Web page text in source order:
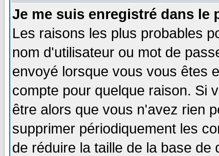
Je me suis enregistré dans le
Les raisons les plus probables
nom d'utilisateur ou mot de
envoyé lorsque vous vous êtes
compte pour quelque raison. Si
être alors que vous n'avez rien
supprimer périodiquement les
de réduire la taille de la base